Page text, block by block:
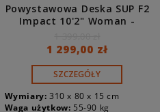
Powystawowa Deska SUP F2
Impact 10'2" Woman -
1 299,00 zł
SZCZEGÓŁY
Wymiary: 310 x 80 x 15 cm
Waga użytkow: 55-90 kg